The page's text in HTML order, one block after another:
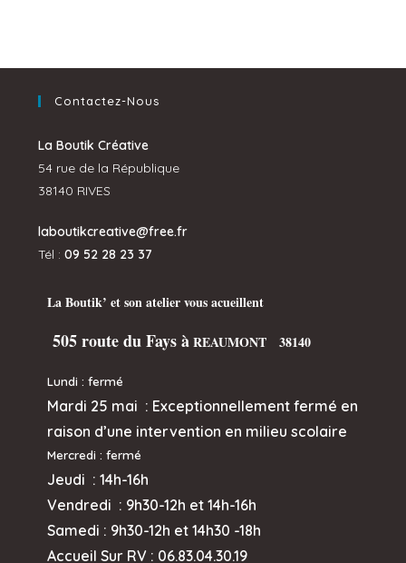
Contactez-Nous
La Boutik Créative
54 rue de la République
38140 RIVES
laboutikcreative@free.fr
Tél :09 52 28 23 37
La Boutik’ et son atelier vous acueillent
505 route du Fays àREAUMONT 38140
Lundi : fermé
Mardi 25 mai : Exceptionnellement fermé en
raison d’une intervention en milieu scolaire
Mercredi: fermé
Jeudi :14h-16h
Vendredi : 9h30-12h et 14h-16h
Samedi : 9h30-12h et 14h30 -18h
Accueil Sur RV : 06.83.04.30.19